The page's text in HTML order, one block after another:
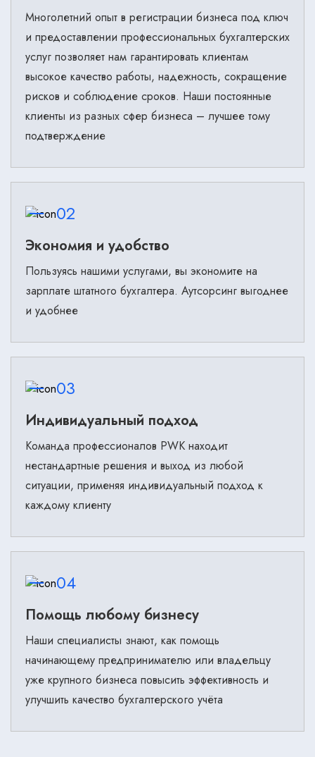
Многолетний опыт в регистрации бизнеса под ключ
и предоставлении профессиональных бухгалтерских
услуг позволяет нам гарантировать клиентам
высокое качество работы, надежность, сокращение
рисков и соблюдение сроков. Наши постоянные
клиенты из разных сфер бизнеса – лучшее тому
подтверждение
02
Экономия и удобство
Пользуясь нашими услугами, вы экономите на
зарплате штатного бухгалтера. Аутсорсинг выгоднее
и удобнее
03
Индивидуальный подход
Команда профессионалов PWK находит
нестандартные решения и выход из любой
ситуации, применяя индивидуальный подход к
каждому клиенту
04
Помощь любому бизнесу
Наши специалисты знают, как помощь
начинающему предпринимателю или владельцу
уже крупного бизнеса повысить эффективность и
улучшить качество бухгалтерского учёта